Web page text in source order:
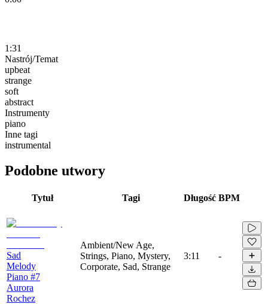
1:31
Nastrój/Temat
upbeat
strange
soft
abstract
Instrumenty
piano
Inne tagi
instrumental
Podobne utwory
Tytuł Tagi Długość BPM
Sad
Melody
Piano #7
Aurora
Rochez
Ambient/New Age,
Strings, Piano, Mystery,
Corporate, Sad, Strange
3:11 -